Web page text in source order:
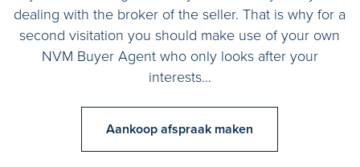
dealing with the broker of the seller. That is why for a
second visitation you should make use of your own
NVM Buyer Agent who only looks after your
interests…
Aankoop afspraak maken